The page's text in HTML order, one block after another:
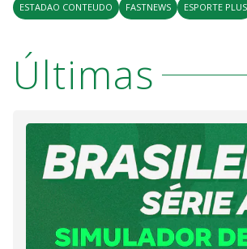
ESTADAO CONTEUDO
FASTNEWS ESPORTE PLUS
Últimas